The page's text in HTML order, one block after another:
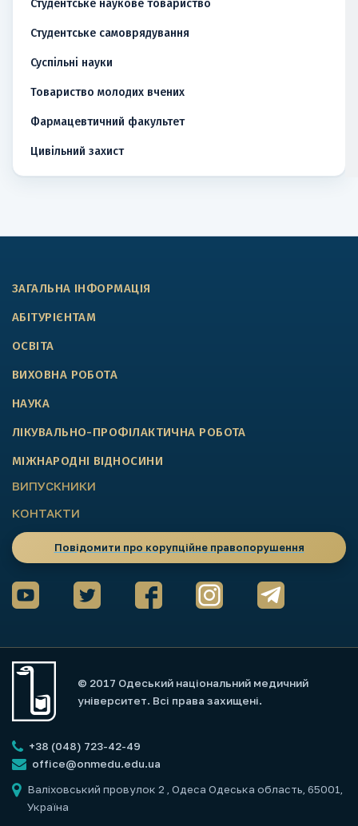
Студентське наукове товариство
Студентське самоврядування
Суспільні науки
Товариство молодих вчених
Фармацевтичний факультет
Цивільний захист
ЗАГАЛЬНА ІНФОРМАЦІЯ
АБІТУРІЄНТАМ
ОСВІТА
ВИХОВНА РОБОТА
НАУКА
ЛІКУВАЛЬНО-ПРОФІЛАКТИЧНА РОБОТА
МІЖНАРОДНІ ВІДНОСИНИ
ВИПУСКНИКИ
КОНТАКТИ
Повідомити про корупційне правопорушення
© 2017 Одеський національний медичний
університет. Всі права захищені.
+38 (048) 723-42-49
office@onmedu.edu.ua
Валіховський провулок 2
, Одеса Одеська область, 65001,
Україна